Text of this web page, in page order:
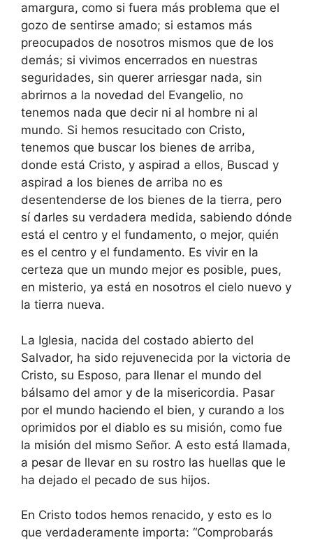
amargura, como si fuera más problema que el
gozo de sentirse amado; si estamos más
preocupados de nosotros mismos que de los
demás; si vivimos encerrados en nuestras
seguridades, sin querer arriesgar nada, sin
abrirnos a la novedad del Evangelio, no
tenemos nada que decir ni al hombre ni al
mundo. Si hemos resucitado con Cristo,
tenemos que buscar los bienes de arriba,
donde está Cristo, y aspirad a ellos, Buscad y
aspirad a los bienes de arriba no es
desentenderse de los bienes de la tierra, pero
sí darles su verdadera medida, sabiendo dónde
está el centro y el fundamento, o mejor, quién
es el centro y el fundamento. Es vivir en la
certeza que un mundo mejor es posible, pues,
en misterio, ya está en nosotros el cielo nuevo y
la tierra nueva.
La Iglesia, nacida del costado abierto del
Salvador, ha sido rejuvenecida por la victoria de
Cristo, su Esposo, para llenar el mundo del
bálsamo del amor y de la misericordia. Pasar
por el mundo haciendo el bien, y curando a los
oprimidos por el diablo es su misión, como fue
la misión del mismo Señor. A esto está llamada,
a pesar de llevar en su rostro las huellas que le
ha dejado el pecado de sus hijos.
En Cristo todos hemos renacido, y esto es lo
que verdaderamente importa: “Comprobarás